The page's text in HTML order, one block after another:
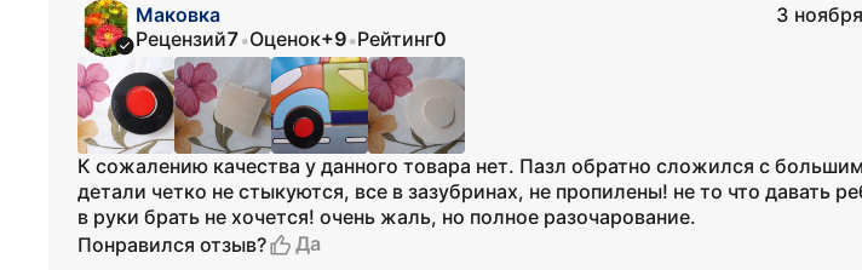
Маковка
3
Рецензий7•Оценок+9•Рейтинг0
К сожалению качества у данного товара нет. Пазл обратно сложился с
детали четко не стыкуются, все в зазубринах, не пропилены! не то что давать
в руки брать не хочется! очень жаль, но полное разочарование.
Понравился отзыв?
Да